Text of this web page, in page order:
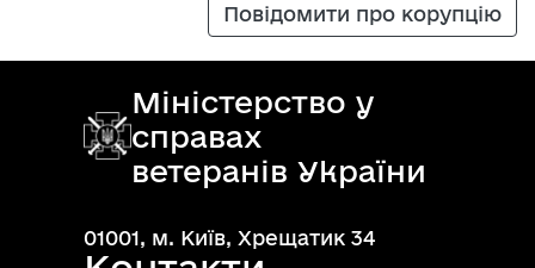
Повідомити про корупцію
Міністерство у
справах
ветеранів України
01001, м. Київ, Хрещатик 34